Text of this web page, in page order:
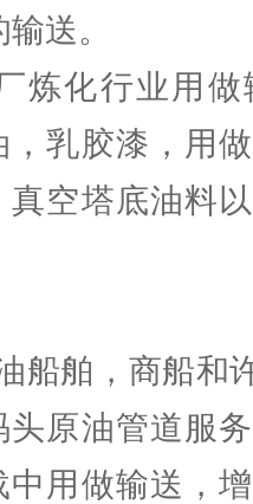
送。
炼化行业用
乳胶漆，用
空塔底油料
船舶，商船和
原油管道服
中用做输送，